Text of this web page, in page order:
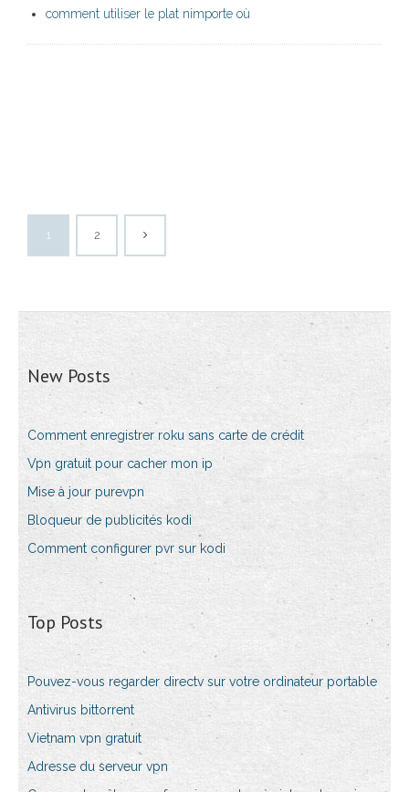
comment utiliser le plat nimporte où
1 2
New Posts
Comment enregistrer roku sans carte de crédit
Vpn gratuit pour cacher mon ip
Mise à jour purevpn
Bloqueur de publicités kodi
Comment configurer pvr sur kodi
Top Posts
Pouvez-vous regarder directv sur votre ordinateur portable
Antivirus bittorrent
Vietnam vpn gratuit
Adresse du serveur vpn